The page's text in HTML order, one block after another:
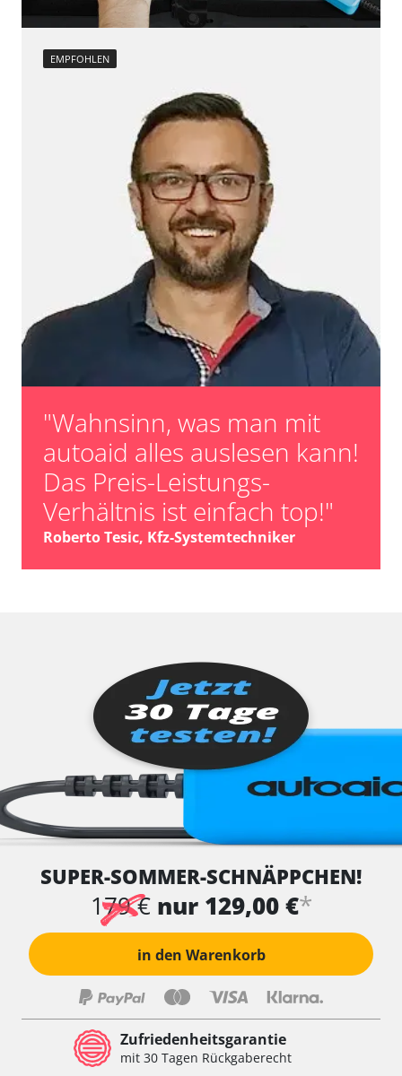
Verfügbarkeit abhängig von Modell, Motorisierung, Ausstattung
und Konfiguration
EMPFOHLEN
"Wahnsinn, was man mit
autoaid alles auslesen kann!
Das Preis-Leistungs-
Verhältnis ist einfach top!"
Roberto Tesic, Kfz-Systemtechniker
SUPER-SOMMER-SCHNÄPPCHEN!
179 € nur 129,00 €*
in den Warenkorb
Zufriedenheitsgarantie
mit 30 Tagen Rückgaberecht